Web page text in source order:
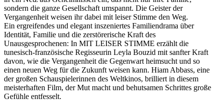
sondern die ganze Gesellschaft umspannt. Die Geister der
Vergangenheit weisen ihr dabei mit leiser Stimme den Weg.
Ein ergreifendes und elegant inszeniertes Familiendrama über
Identität, Familie und die zerstörerische Kraft des
Unausgesprochenen: In MIT LEISER STIMME erzählt die
tunesisch-französische Regisseurin Leyla Bouzid mit sanfter Kraft
davon, wie die Vergangenheit die Gegenwart heimsucht und so
einen neuen Weg für die Zukunft weisen kann. Hiam Abbass, eine
der großen Schauspielerinnen des Weltkinos, brilliert in diesem
meisterhaften Film, der Mut macht und behutsamen Schrittes große
Gefühle entfesselt.